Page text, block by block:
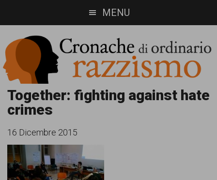
to
main
content
to
footer
MENU
Cronache
di
ordinario
razzismo
Cronachediordinariorazzismo.org
informazione,
Together: fighting against hate
crimes
16 Dicembre 2015